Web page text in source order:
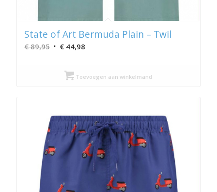
State of Art Bermuda Plain – Twil
€89,95 Oorspronkelijke
was:
€ 89,95.
€44,98Huidige
€ 44,98.
Toevoegen aan winkelmand